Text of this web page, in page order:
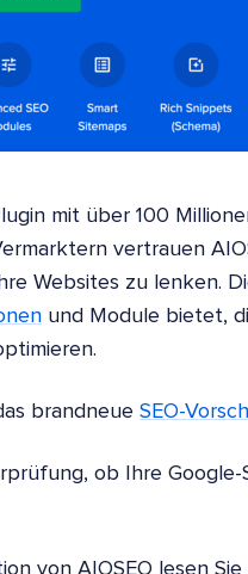
mit über 100
vertrauen
Websites zu lenken.
und Module bietet,
brandneue SEO-
ob Ihre Google-
von AIOSEO lesen Sie